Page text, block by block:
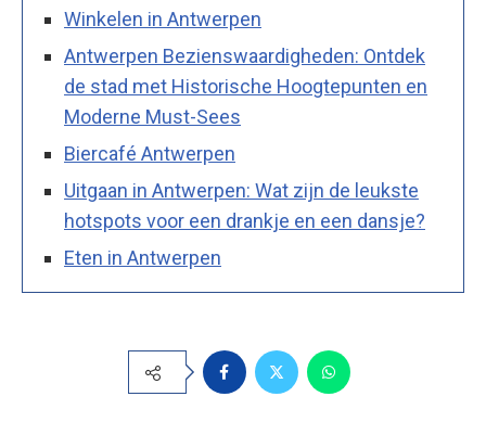
Winkelen in Antwerpen
Antwerpen Bezienswaardigheden: Ontdek
de stad met Historische Hoogtepunten en
Moderne Must-Sees
Biercafé Antwerpen
Uitgaan in Antwerpen: Wat zijn de leukste
hotspots voor een drankje en een dansje?
Eten in Antwerpen